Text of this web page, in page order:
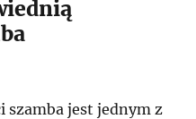
szamba jest jednym z